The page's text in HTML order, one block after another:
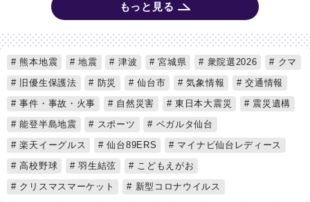
もっと見る
熊本地震 地震 津波 宮城県 衆院選2026
クマ
旧優生保護法
防災 仙台市 気象情報
交通情報
事件・事故・火事
自然災害 東日本大震災
震災遺構
能登半島地震
スポーツ
ベガルタ仙台
楽天イーグルス
仙台89ERS
マイナビ仙台レディース
高校野球
羽生結弦
こどもえがお
クリスマスマーケット
新型コロナウイルス